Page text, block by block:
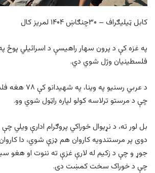
کابل ټیلیګراف – ۳۰چنګاښ ۱۴۰۴ لمریز کال
فلسطینیان وژل شوي دي.
د عربي رسنیو په
چې د مرستو ترلاسه کولو لپاره راټول شوي وو.
بل لور ته، د نړیوال خوراکي پروګرام ادارې ویلي
جوړ و چې د زکیم له لارې غزې ته ننوت او هغو
چې د خوراک سخت کمښت دی.